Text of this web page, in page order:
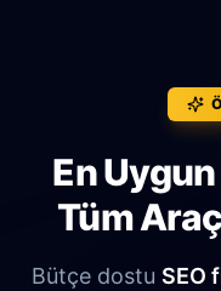
En
Tüm
Bütçe dostu SEO